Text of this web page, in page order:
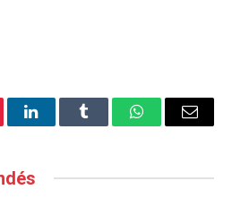
LinkedInTumblr WhatsAppEmail